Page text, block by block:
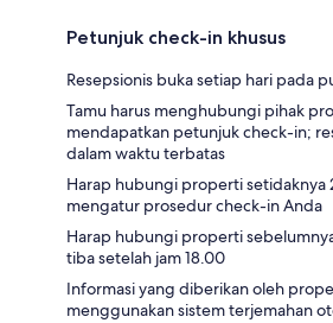
Petunjuk check-in khusus
Resepsionis buka setiap hari pada
Tamu harus menghubungi pihak
mendapatkan petunjuk check-in;
dalam waktu terbatas
Harap hubungi properti setidaknya
mengatur prosedur check-in Anda
Harap hubungi properti
tiba setelah jam 18.00
Informasi yang diberikan oleh
menggunakan sistem terjemahan